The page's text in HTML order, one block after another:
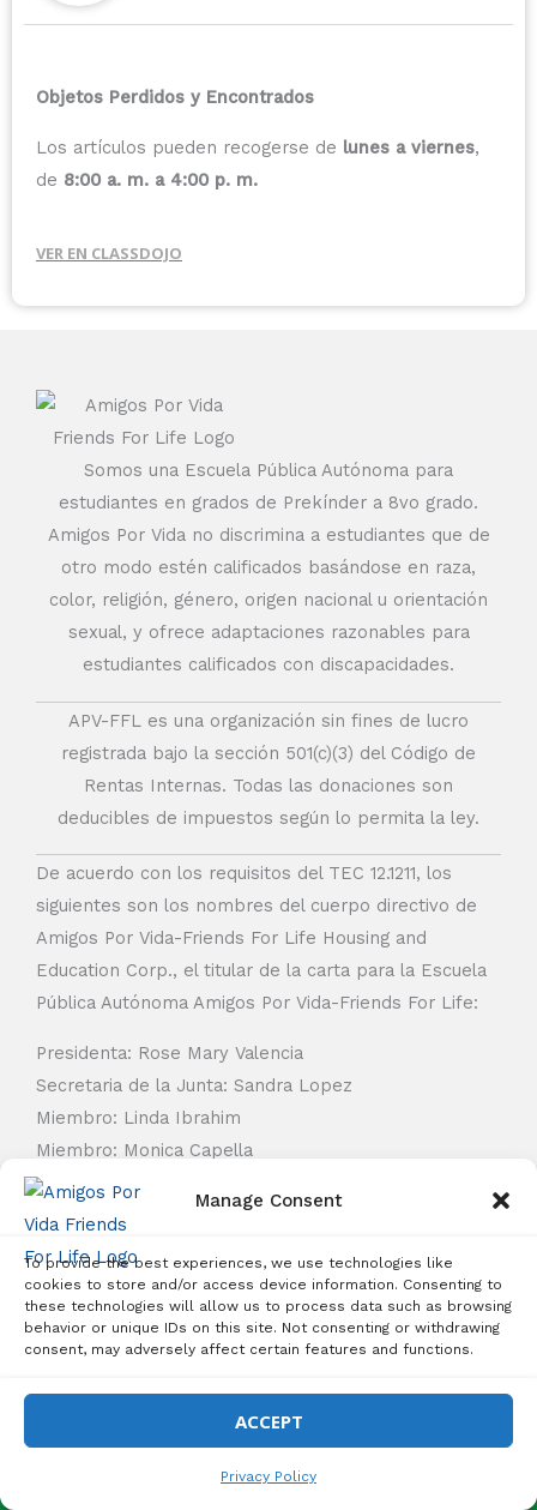
Manage Consent
To provide the best experiences, we use technologies like
cookies to store and/or access device information. Consenting to
these technologies will allow us to process data such as browsing
behavior or unique IDs on this site. Not consenting or withdrawing
consent, may adversely affect certain features and functions.
ACCEPT
Privacy Policy
Objetos Perdidos y Encontrados
Los artículos pueden recogerse de lunes a viernes,
de 8:00 a. m. a 4:00 p. m.
VER EN CLASSDOJO
Somos una Escuela Pública Autónoma para
estudiantes en grados de Prekínder a 8vo grado.
Amigos Por Vida no discrimina a estudiantes que de
otro modo estén calificados basándose en raza,
color, religión, género, origen nacional u orientación
sexual, y ofrece adaptaciones razonables para
estudiantes calificados con discapacidades.
APV-FFL es una organización sin fines de lucro
registrada bajo la sección 501(c)(3) del Código de
Rentas Internas. Todas las donaciones son
deducibles de impuestos según lo permita la ley.
De acuerdo con los requisitos del TEC 12.1211, los
siguientes son los nombres del cuerpo directivo de
Amigos Por Vida-Friends For Life Housing and
Education Corp., el titular de la carta para la Escuela
Pública Autónoma Amigos Por Vida-Friends For Life:
Presidenta: Rose Mary Valencia
Secretaria de la Junta: Sandra Lopez
Miembro: Linda Ibrahim
Miembro: Monica Capella
Miembro: Michael Griswold
Miembro: Bency Thomas
Miembro: Tiffany Needham
Enlaces Rápidos
Sobre Nosotros
Inscripciones Abiertas – Matrícula Gratuita